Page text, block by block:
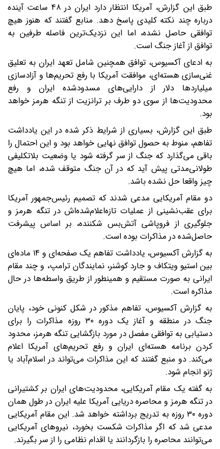
طبق این گزارش، آمریکا انتظار دارد ایران در ۴۸ ساعت آینده
درباره چند نکته کلیدی پاسخ دهد. منابع گفتند که هنوز هیچ
توافقی حاصل نشده، اما این نزدیک‌ترین فاصله طرفین به
توافق از آغاز جنگ است‌.
به ادعای آکسیوس، توافق همچنین شامل تعهد ایران به تعلیق
غنی‌سازی هسته‌ای، موافقت آمریکا با رفع تحریم‌ها و آزادسازی
میلیاردها دلار از دارایی‌های مسدودشده ایران و رفع
محدودیت‌ها از سوی دو طرف بر ترانزیت از تنگه هرمز خواهد
بود.
طبق این گزارش، بسیاری از شرایط ذکر شده در این یادداشت
تفاهم، منوط به حصول توافق نهایی خواهد بود و این احتمال را
باقی می‌گذارد که جنگ از سر گرفته شود یا وضعیت بلاتکلیفی
طولانی‌مدتی پیش آید که در آن جنگ متوقف شده، اما هیچ
چیز واقعا حل نشده باشد.
دو مقام آمریکایی مدعی شدند که تصمیم رئیس‌جمهور آمریکا
برای عقب‌نشینی از عملیات تازه‌اعلام‌شده‌اش در تنگه هرمز و
جلوگیری از فروپاشی آتش‌بس شکننده، بر اساس پیشرفت
حاصل‌شده در مذاکرات بوده است.
به گزارش آکسیوس، یادداشت تفاهم یک صفحه‌ای و ۱۴ ماده‌ای
بین استیو ویتکاف و جارد کوشنر، نمایندگان ترامپ، و چند مقام
ایرانی به صورت مستقیم و همینطور از طریق واسطه‌ها در حال
مذاکره است.
به گزارش آکسیوس، تفاهم مذکور در شکل کنونی خود، پایان
جنگ در منطقه و آغاز یک دوره ۳۰ روزه مذاکرات را برای
دستیابی به توافقی مفصل در مورد بازگشایی تنگه هرمز، محدود
کردن برنامه هسته‌ای ایران و رفع تحریم‌های آمریکا اعلام
می‌کند. دو منبع گفتند که این مذاکرات می‌تواند در اسلام‌آباد یا
ژنو انجام شود.
به گفته یک مقام آمریکایی، محدودیت‌های ایران بر کشتیرانی
در تنگه هرمز و محاصره دریایی آمریکا علیه ایران در طول همان
دوره ۳۰ روزه به تدریج برداشته خواهد شد. این مقام آمریکایی
مدعی شد که اگر مذاکرات شکست بخورد، نیروهای آمریکایی
می‌توانند محاصره را بازگردانند یا اقدام نظامی را از سر بگیرند.